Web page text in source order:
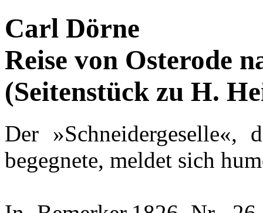
Carl Dörne
Reise von Osterode
(Seitenstück zu H.
Der »Schneidergeselle«,
begegnete, meldet sich